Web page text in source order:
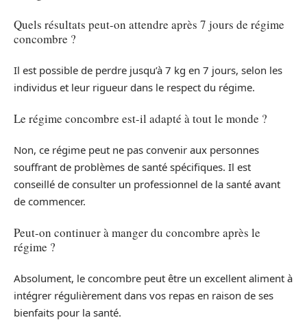
Quels résultats peut-on attendre après 7 jours de régime
concombre ?
Il est possible de perdre jusqu’à 7 kg en 7 jours, selon les
individus et leur rigueur dans le respect du régime.
Le régime concombre est-il adapté à tout le monde ?
Non, ce régime peut ne pas convenir aux personnes
souffrant de problèmes de santé spécifiques. Il est
conseillé de consulter un professionnel de la santé avant
de commencer.
Peut-on continuer à manger du concombre après le
régime ?
Absolument, le concombre peut être un excellent aliment à
intégrer régulièrement dans vos repas en raison de ses
bienfaits pour la santé.